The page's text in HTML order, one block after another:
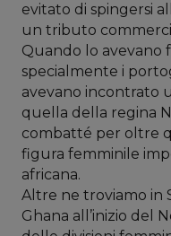
evitato di spingersi
un tributo
Quando lo avevano
specialmente i
avevano incontrato
quella della regina
combatté per oltre
figura femminile
africana.
Altre ne troviamo in
Ghana all’inizio del